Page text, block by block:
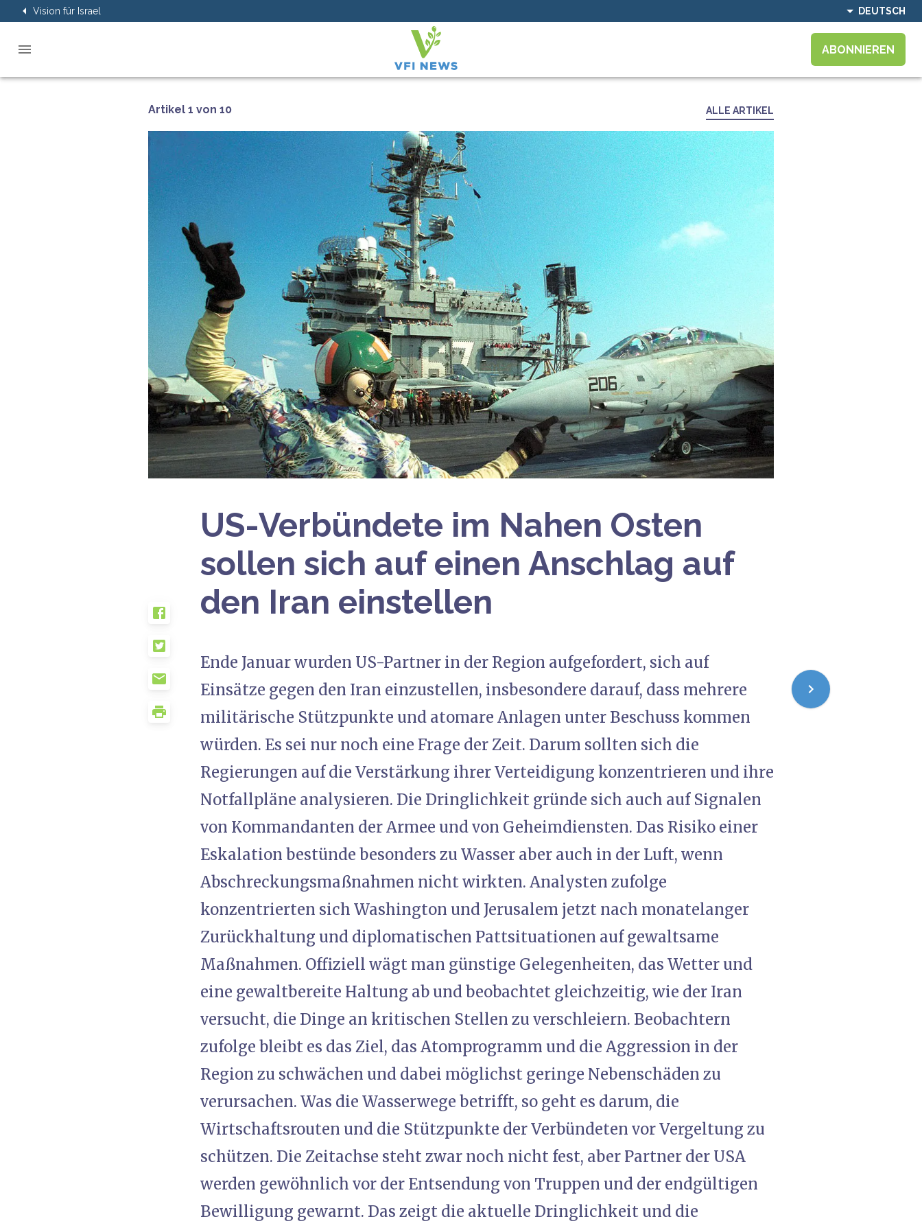
Vision für Israel DEUTSCH
ABONNIEREN
Artikel 1 von 10 ALLE ARTIKEL
US-Verbündete im Nahen Osten
sollen sich auf einen Anschlag auf
den Iran einstellen
Ende Januar wurden US-Partner in der Region aufgefordert, sich auf
Einsätze gegen den Iran einzustellen, insbesondere darauf, dass mehrere
militärische Stützpunkte und atomare Anlagen unter Beschuss kommen
würden. Es sei nur noch eine Frage der Zeit. Darum sollten sich die
Regierungen auf die Verstärkung ihrer Verteidigung konzentrieren und ihre
Notfallpläne analysieren. Die Dringlichkeit gründe sich auch auf Signalen
von Kommandanten der Armee und von Geheimdiensten. Das Risiko einer
Eskalation bestünde besonders zu Wasser aber auch in der Luft, wenn
Abschreckungsmaßnahmen nicht wirkten. Analysten zufolge
konzentrierten sich Washington und Jerusalem jetzt nach monatelanger
Zurückhaltung und diplomatischen Pattsituationen auf gewaltsame
Maßnahmen. Offiziell wägt man günstige Gelegenheiten, das Wetter und
eine gewaltbereite Haltung ab und beobachtet gleichzeitig, wie der Iran
versucht, die Dinge an kritischen Stellen zu verschleiern. Beobachtern
zufolge bleibt es das Ziel, das Atomprogramm und die Aggression in der
Region zu schwächen und dabei möglichst geringe Nebenschäden zu
verursachen. Was die Wasserwege betrifft, so geht es darum, die
Wirtschaftsrouten und die Stützpunkte der Verbündeten vor Vergeltung zu
schützen. Die Zeitachse steht zwar noch nicht fest, aber Partner der USA
werden gewöhnlich vor der Entsendung von Truppen und der endgültigen
Bewilligung gewarnt. Das zeigt die aktuelle Dringlichkeit und die